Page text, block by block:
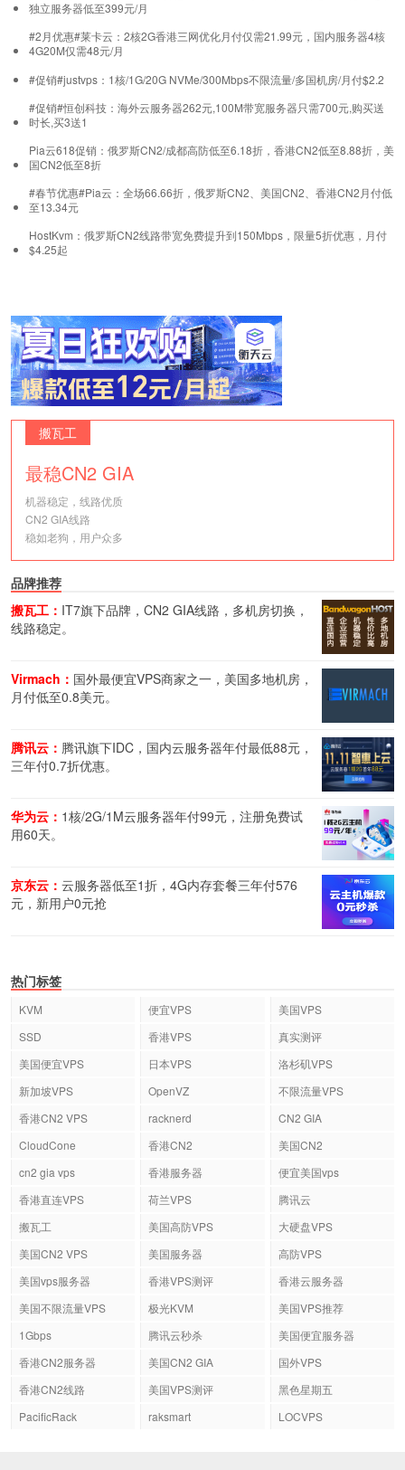
独立服务器低至399元/月
#2月优惠#莱卡云：2核2G香港三网优化月付仅需21.99元，国内服务器4核
4G20M仅需48元/月
#促销#justvps：1核/1G/20G NVMe/300Mbps不限流量/多国机房/月付$2.2
#促销#恒创科技：海外云服务器262元,100M带宽服务器只需700元,购买送
时长,买3送1
Pia云618促销：俄罗斯CN2/成都高防低至6.18折，香港CN2低至8.88折，美
国CN2低至8折
#春节优惠#Pia云：全场66.66折，俄罗斯CN2、美国CN2、香港CN2月付低
至13.34元
HostKvm：俄罗斯CN2线路带宽免费提升到150Mbps，限量5折优惠，月付
$4.25起
搬瓦工
最稳CN2 GIA
机器稳定，线路优质
CN2 GIA线路
稳如老狗，用户众多
品牌推荐
搬瓦工： IT7旗下品牌，CN2 GIA线路，多机房切换，
线路稳定。
Virmach： 国外最便宜VPS商家之一，美国多地机房，
月付低至0.8美元。
腾讯云： 腾讯旗下IDC，国内云服务器年付最低88元，
三年付0.7折优惠。
华为云： 1核/2G/1M云服务器年付99元，注册免费试
用60天。
京东云： 云服务器低至1折，4G内存套餐三年付576
元，新用户0元抢
热门标签
KVM 便宜VPS
美国VPS
SSD
香港VPS
真实测评
美国便宜VPS
日本VPS
洛杉矶VPS
新加坡VPS
OpenVZ
不限流量VPS
香港CN2 VPS
racknerd
CN2 GIA
CloudCone
香港CN2
美国CN2
cn2 gia vps
香港服务器
便宜美国vps
香港直连VPS
荷兰VPS
腾讯云
搬瓦工
美国高防VPS
大硬盘VPS
美国CN2 VPS
美国服务器
高防VPS
美国vps服务器
香港VPS测评
香港云服务器
美国不限流量VPS
极光KVM
美国VPS推荐
1Gbps
腾讯云秒杀
美国便宜服务器
香港CN2服务器
美国CN2 GIA
国外VPS
香港CN2线路
美国VPS测评
黑色星期五
PacificRack
raksmart LOCVPS